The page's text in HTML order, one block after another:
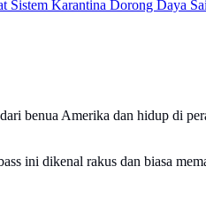
Sistem Karantina Dorong Daya
benua Amerika dan hidup di
ini dikenal rakus dan biasa